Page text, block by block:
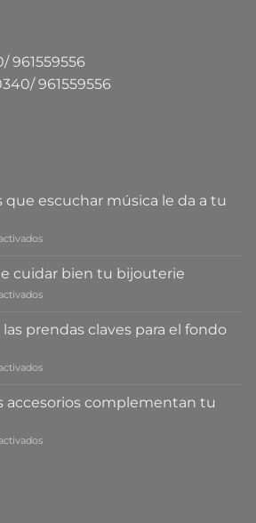
961559556
961559556
que escuchar música le da a tu
en
Beneficios
escuchar
le
tu
cuidar bien tu bijouterie
en
Maneras
bien
bijouterie
las prendas claves para el fondo
en
son
claves
accesorios complementan tu
en